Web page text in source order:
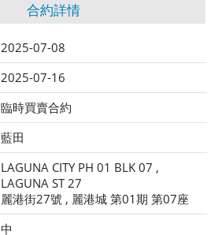
合約詳情
2025-07-08
2025-07-16
臨時買賣合約
藍田
LAGUNA CITY PH 01 BLK 07 ,
LAGUNA ST 27
麗港街27號 , 麗港城 第01期 第07座
中